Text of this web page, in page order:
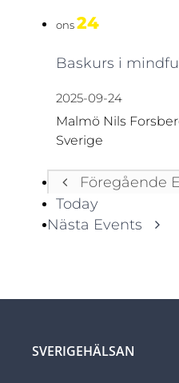
ons24
Baskurs i
2025-09-24
Malmö Nils
Sverige
Föregående
Today
Nästa Events
SVERIGEHÄLSAN